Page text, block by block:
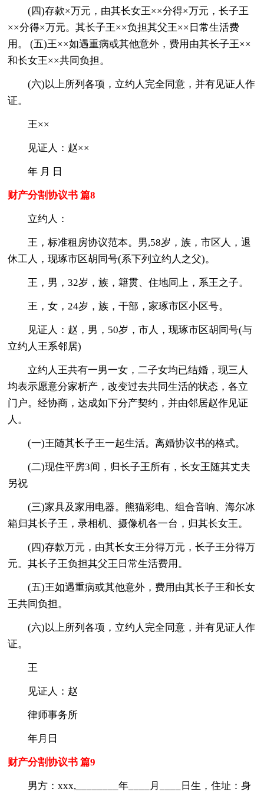
(四)存款×万元，由其长女王××分得×万元，长子王
××分得×万元。其长子王××负担其父王××日常生活费
用。 (五)王××如遇重病或其他意外，费用由其长子王××
和长女王××共同负担。
(六)以上所列各项，立约人完全同意，并有见证人作
证。
王××
见证人：赵××
年 月 日
财产分割协议书 篇8
立约人：
王，标准租房协议范本。男,58岁，族，市区人，退
休工人，现琢市区胡同号(系下列立约人之父)。
王，男，32岁，族，籍贯、住地同上，系王之子。
王，女，24岁，族，干部，家琢市区小区号。
见证人：赵，男，50岁，市人，现琢市区胡同号(与
立约人王系邻居)
立约人王共有一男一女，二子女均已结婚，现三人
均表示愿意分家析产，改变过去共同生活的状态，各立
门户。经协商，达成如下分产契约，并由邻居赵作见证
人。
(一)王随其长子王一起生活。离婚协议书的格式。
(二)现住平房3间，归长子王所有，长女王随其丈夫
另祝
(三)家具及家用电器。熊猫彩电、组合音响、海尔冰
箱归其长子王，录相机、摄像机各一台，归其长女王。
(四)存款万元，由其长女王分得万元，长子王分得万
元。其长子王负担其父王日常生活费用。
(五)王如遇重病或其他意外，费用由其长子王和长女
王共同负担。
(六)以上所列各项，立约人完全同意，并有见证人作
证。
王
见证人：赵
律师事务所
年月日
财产分割协议书 篇9
男方：xxx,________年____月____日生，住址：身